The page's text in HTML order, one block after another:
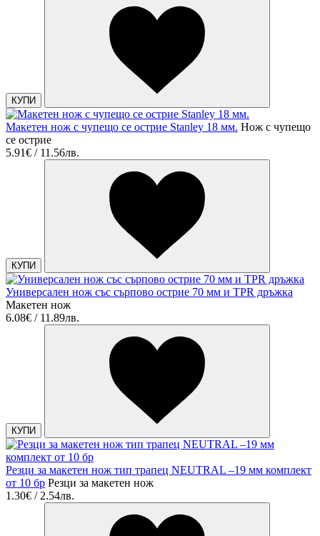
КУПИ
Макетен нож с чупещо се острие Stanley 18 мм. Нож с чупещо
се острие
5.91€ / 11.56лв.
КУПИ
Универсален нож със сърпово острие 70 мм и TPR дръжка
Макетен нож
6.08€ / 11.89лв.
КУПИ
Резци за макетен нож тип трапец NEUTRAL –19 мм комплект
от 10 бр Резци за макетен нож
1.30€ / 2.54лв.